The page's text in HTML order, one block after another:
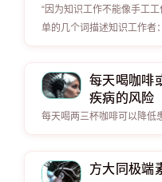
“因为知识工作不能像手工
单的几个词描述知识工作者
每天喝咖啡
疾病的风险
每天喝两三杯咖啡可以降低
方大同极端